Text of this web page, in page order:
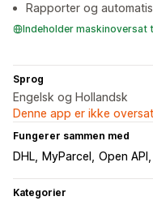
Rapporter og
Indeholder maskinoversat
Sprog
Engelsk og Hollandsk
Denne app er ikke
Fungerer sammen med
DHL MyParcel Open API
Kategorier